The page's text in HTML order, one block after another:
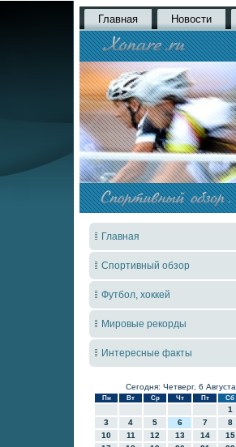
Главная Новости
Главная
Спортивный обзор
Футбол, хоккей
Мировые рекорды
Интересные факты
Сегодня: Четверг, 6 Августа
Пн Вт Ср Чт Пт Сб
1
3
4 5 6 7 8
10
11 12 13 14 15